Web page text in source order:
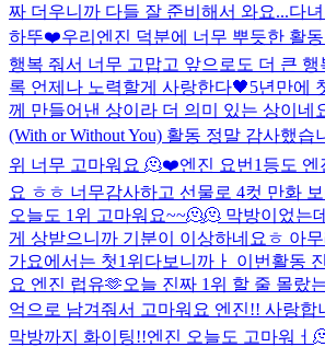
짜 더우니까 다들 잘 준비해서 와요...다
하뚜❤️우리엔진 덕분에 너무 뿌듯한 활
행복 줘서 너무 고맙고 앞으로도 더 큰 행
록 언제나 노력할게 사랑한다🖤5년만에
께 만들어낸 상이라 더 의미 있는 상이네
(With or Without You) 활동 정말 감사했습
위 너무 고마워요 🫠❤️엔진 요번1등도
요 ㅎㅎ 너무감사하고 선물로 4컷 만화
오늘도 1위 고마워요~~🫠🫠 막방이었는
게 상받으니까 기분이 이상하네요ㅎ 아무
가요에서는 첫1위다보니까ㅏ 이번활동
요 엔진 럽유🫶오늘 진짜 1위 할 줄 몰랐
억으로 남겨줘서 고마워요 엔진!! 사랑
막방까지 화이팅!!엔진 오늘도 고마워ㅓ